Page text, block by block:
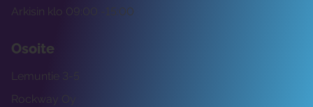
Arkisin klo 09:00 -15:00
Osoite
Rockway Oy
Lemuntie 3-5